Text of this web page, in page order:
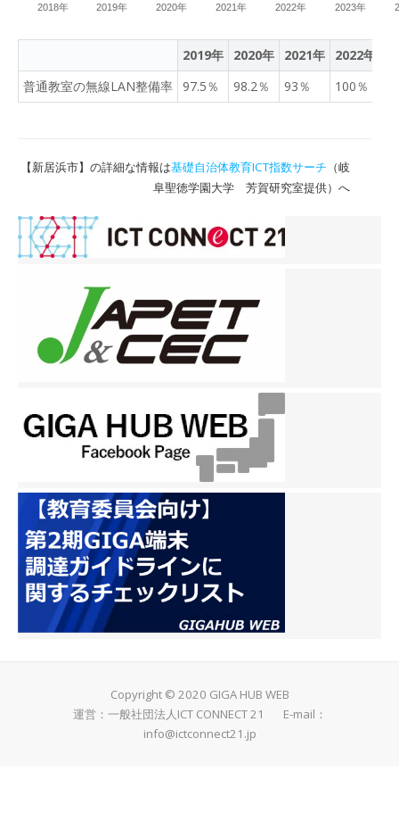
2018年 2019年 2020年 2021年 2022年 2023年
2019年 2020年 2021年 2022年
普通教室の無線LAN整備率
97.5％ 98.2％ 93％ 100％
【新居浜市】の詳細な情報は基礎自治体教育ICT指数サーチ （岐
阜聖徳学園大学 芳賀研究室提供）へ
Copyright © 2020 GIGA HUB WEB
運営：一般社団法人ICT CONNECT 21 E-mail：
info@ictconnect21.jp